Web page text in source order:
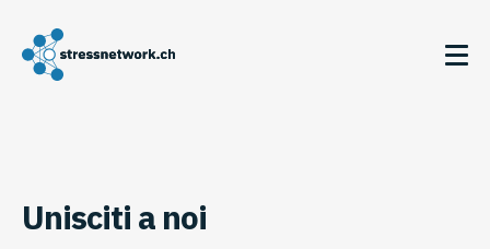
Unisciti a noi